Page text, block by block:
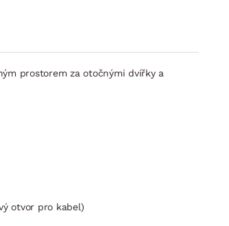
prostorem za otočnými dvířky a
otvor pro kabel)